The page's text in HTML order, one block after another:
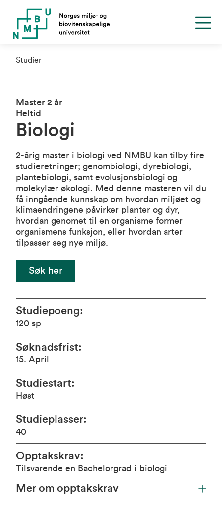
Studier
Master 2 år
Heltid
Biologi
2-årig master i biologi ved NMBU kan tilby fire
studieretninger; genombiologi, dyrebiologi,
plantebiologi, samt evolusjonsbiologi og
molekylær økologi. Med denne masteren vil du
få inngående kunnskap om hvordan miljøet og
klimaendringene påvirker planter og dyr,
hvordan genomet til en organisme former
organismens funksjon, eller hvordan arter
tilpasser seg nye miljø.
Søk her
Studiepoeng:
120 sp
Søknadsfrist:
15. April
Studiestart:
Høst
Studieplasser:
40
Opptakskrav:
Tilsvarende en Bachelorgrad i biologi
Mer om opptakskrav